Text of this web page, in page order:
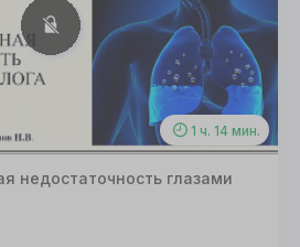
1 ч. 14 мин.
недостаточность глазами